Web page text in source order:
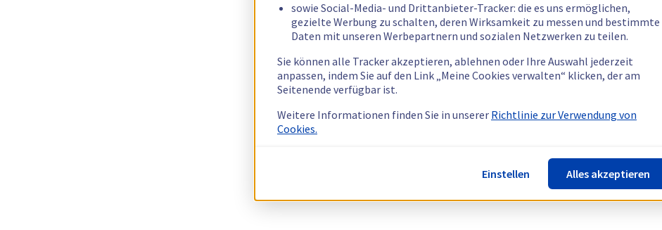
sowie Social-Media- und Drittanbieter-Tracker: die es uns ermöglichen,
gezielte Werbung zu schalten, deren Wirksamkeit zu messen und bestimmte
Daten mit unseren Werbepartnern und sozialen Netzwerken zu teilen.
Sie können alle Tracker akzeptieren, ablehnen oder Ihre Auswahl jederzeit
anpassen, indem Sie auf den Link „Meine Cookies verwalten“ klicken, der am
Seitenende verfügbar ist.
Weitere Informationen finden Sie in unserer Richtlinie zur Verwendung von
Cookies.
Einstellen Alles akzeptieren